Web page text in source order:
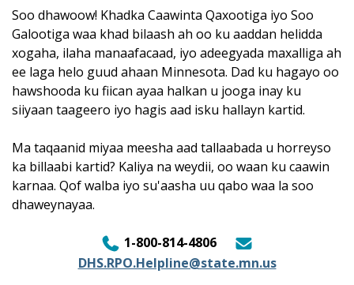
Soo dhawoow! Khadka Caawinta Qaxootiga iyo Soo
Galootiga waa khad bilaash ah oo ku aaddan helidda
xogaha, ilaha manaafacaad, iyo adeegyada maxalliga ah
ee laga helo guud ahaan Minnesota. Dad ku hagayo oo
hawshooda ku fiican ayaa halkan u jooga inay ku
siiyaan taageero iyo hagis aad isku hallayn kartid.
Ma taqaanid miyaa meesha aad tallaabada u horreyso
ka billaabi kartid? Kaliya na weydii, oo waan ku caawin
karnaa. Qof walba iyo su'aasha uu qabo waa la soo
dhaweynayaa.
1-800-814-4806
DHS.RPO.Helpline@state.mn.us